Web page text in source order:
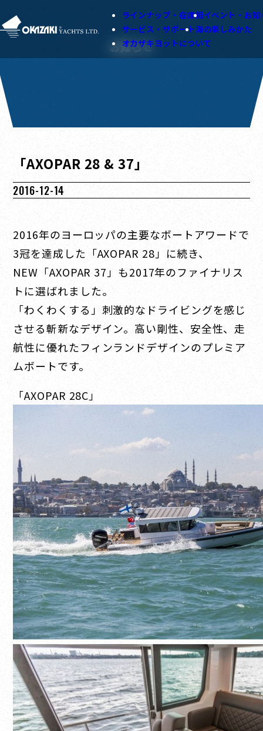
ラインナップ・在庫艇イベント・お知
サービス・サポート海の楽しみかた
オカザキヨットについて
お知らせ
「AXOPAR 28 & 37」
2016-12-14
2016年のヨーロッパの主要なボートアワードで
3冠を達成した「AXOPAR 28」に続き、
NEW「AXOPAR 37」も2017年のファイナリス
トに選ばれました。
「わくわくする」刺激的なドライビングを感じ
させる斬新なデザイン。高い剛性、安全性、走
航性に優れたフィンランドデザインのプレミア
ムボートです。
「AXOPAR 28C」